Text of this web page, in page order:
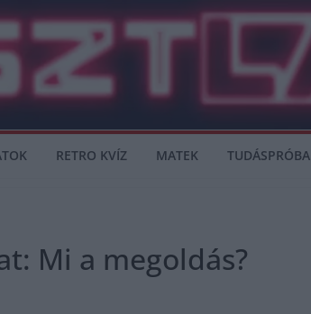
RETRO KVÍZ MATEK TUDÁSPRÓBA
Mi a megoldás?